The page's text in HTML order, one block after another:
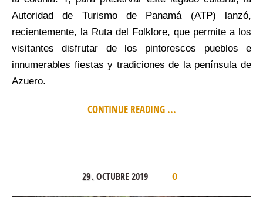
Autoridad de Turismo de Panamá (ATP) lanzó,
recientemente, la Ruta del Folklore, que permite a los
visitantes disfrutar de los pintorescos pueblos e
innumerables fiestas y tradiciones de la península de
Azuero.
CONTINUE READING ...
29. OCTUBRE2019 0